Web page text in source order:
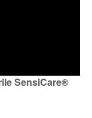
SensiCare®